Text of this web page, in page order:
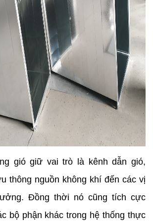
gió giữ vai trò là kênh dẫn gió,
thông nguồn không khí đến các vị
Đồng thời nó cũng tích cực
bộ phận khác trong hệ thống thực